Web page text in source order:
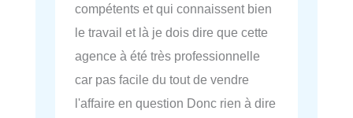
compétents et qui connaissent bien
le travail et là je dois dire que cette
agence à été très professionnelle
car pas facile du tout de vendre
l'affaire en question Donc rien à dire